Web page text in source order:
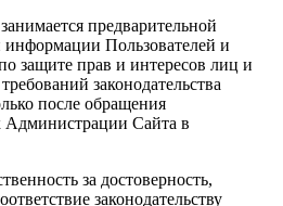
предварительной
Пользователей и
защите прав и интересов лиц и
законодательства
после обращения
Администрации Сайта в
за достоверность,
законодательству